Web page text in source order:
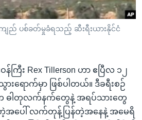
ကျည် ပစ်ခတ်မှုခံရသည့် ဆီးရီးယားနိုင်ငံ
န်ကြီး Rex Tillerson ဟာ ဧပြီလ ၁၂
းရောက်မှာ ဖြစ်ပါတယ်။ ဒီခရီးစဉ်
က ဓါတုလက်နက်တွေနဲ့ အရပ်သားတွေ
ေါ် လက်တုန့်ပြန်တဲ့အနေနဲ့ အမေရိ